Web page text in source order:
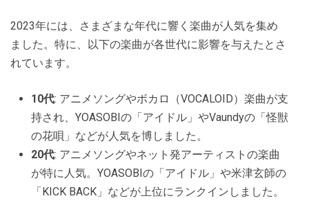
2023年には、さまざまな年代に響く楽曲が人気を集め
ました。特に、以下の楽曲が各世代に影響を与えたとさ
れています。
10代: アニメソングやボカロ（VOCALOID）楽曲が支
持され、YOASOBIの「アイドル」やVaundyの「怪獣
の花唄」などが人気を博しました。
20代: アニメソングやネット発アーティストの楽曲
が特に人気。YOASOBIの「アイドル」や米津玄師の
「KICK BACK」などが上位にランクインしました。